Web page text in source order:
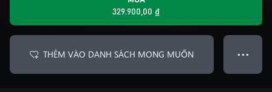
329.900,00 ₫
THÊM VÀO DANH SÁCH MONG MUỐN ● ● ●